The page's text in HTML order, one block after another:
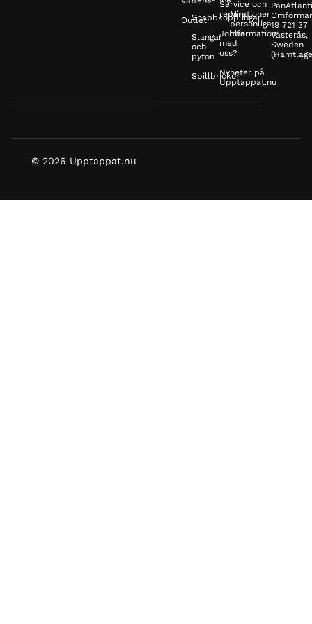
Outlet
Snabbkopplingar
Slangar
och
pyton
Spillbrickor
Service och
reparationer
Jobba
med
oss?
Nyheter på
Upptappat.nu
Min
personliga
information
19 721 37
Västerås,
Sweden
© 2026 Upptappat.nu